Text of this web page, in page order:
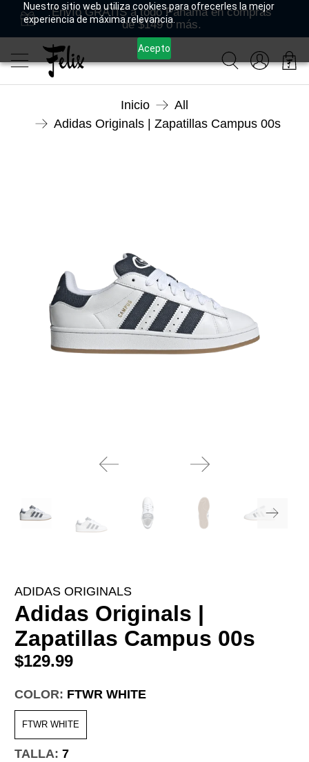
Nuestro sitio web utiliza cookies para ofrecerles la mejor
experiencia de máxima relevancia.
Acepto
Envío GRATIS a todo Panamá en compras
de $149 o más.
Inicio
All
Adidas Originals | Zapatillas Campus 00s
ADIDAS ORIGINALS
Adidas Originals |
Zapatillas Campus 00s
$129.99
COLOR: FTWR WHITE
FTWR WHITE
TALLA:7